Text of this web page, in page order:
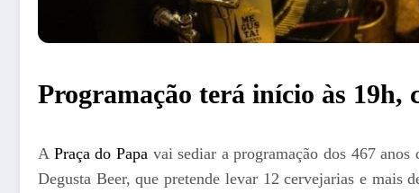
Programação terá início às 19h,
A Praça do Papa vai sediar a programação dos 467
Degusta Beer, que pretende levar 12 cervejarias e mais